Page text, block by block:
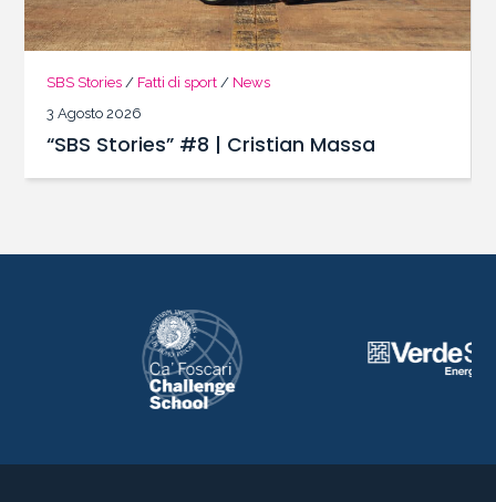
SBS Stories / Fatti di sport / News
3 Agosto 2026
“SBS Stories” #8 | Cristian Massa